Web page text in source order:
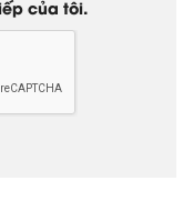
của tôi.